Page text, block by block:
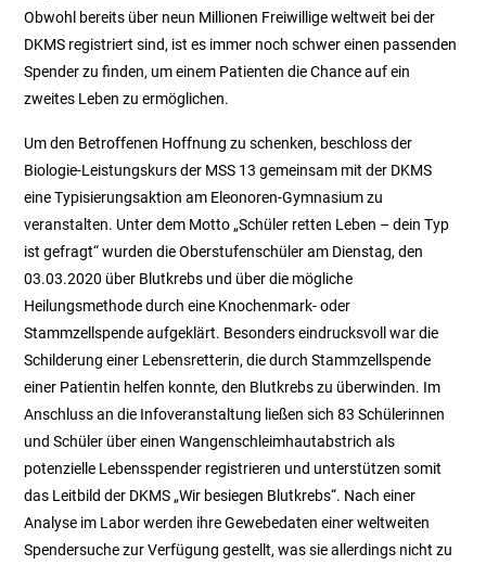
Obwohl bereits über neun Millionen Freiwillige weltweit bei der
DKMS registriert sind, ist es immer noch schwer einen passenden
Spender zu finden, um einem Patienten die Chance auf ein
zweites Leben zu ermöglichen.
Um den Betroffenen Hoffnung zu schenken, beschloss der
Biologie-Leistungskurs der MSS 13 gemeinsam mit der DKMS
eine Typisierungsaktion am Eleonoren-Gymnasium zu
veranstalten. Unter dem Motto „Schüler retten Leben – dein Typ
ist gefragt“ wurden die Oberstufenschüler am Dienstag, den
03.03.2020 über Blutkrebs und über die mögliche
Heilungsmethode durch eine Knochenmark- oder
Stammzellspende aufgeklärt. Besonders eindrucksvoll war die
Schilderung einer Lebensretterin, die durch Stammzellspende
einer Patientin helfen konnte, den Blutkrebs zu überwinden. Im
Anschluss an die Infoveranstaltung ließen sich 83 Schülerinnen
und Schüler über einen Wangenschleimhautabstrich als
potenzielle Lebensspender registrieren und unterstützen somit
das Leitbild der DKMS „Wir besiegen Blutkrebs“. Nach einer
Analyse im Labor werden ihre Gewebedaten einer weltweiten
Spendersuche zur Verfügung gestellt, was sie allerdings nicht zu